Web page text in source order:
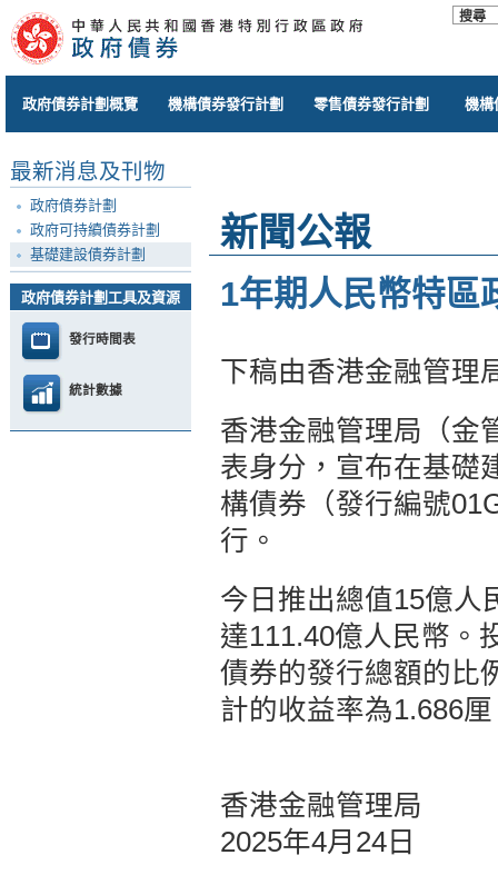
政府債券計劃概覽 機構債券發行計劃 零售債券發行計劃 機構
最新消息及刊物
政府債券計劃
政府可持續債券計劃
基礎建設債券計劃
政府債券計劃工具及資源
發行時間表
統計數據
新聞公報
1年期人民幣特區
下稿由香港金融管理
香港金融管理局（金
表身分，宣布在基礎
構債券（發行編號
行。
今日推出總值15億人
達111.40億人民幣。
債券的發行總額的比
計的收益率為1.686
香港金融管理局
2025年4月24日